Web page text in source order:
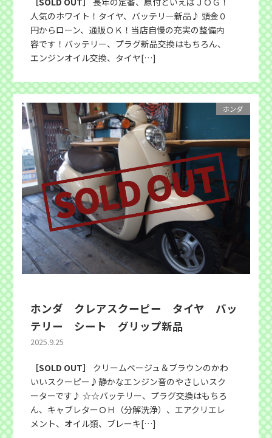
人気のホワイト！タイヤ、バッテリー新品♪ 頭金０
円からローン、通販ＯＫ！当店自慢の充実の整備内
容です！バッテリー、プラグ新品交換はもちろん、
エンジンオイル交換、タイヤ[…]
ホンダ
ホンダ クレアスクーピー タイヤ バッ
テリー シート グリップ新品
2025.9.25
［SOLD OUT］
クリームベージュ＆ブラウンのかわ
いいスクーピー♪静かなエンジン音のやさしいスク
ーターです♪ ☆☆バッテリー、プラグ交換はもちろ
ん、キャブレターＯＨ（分解洗浄）、エアクリエレ
メント、オイル類、ブレーキ[…]